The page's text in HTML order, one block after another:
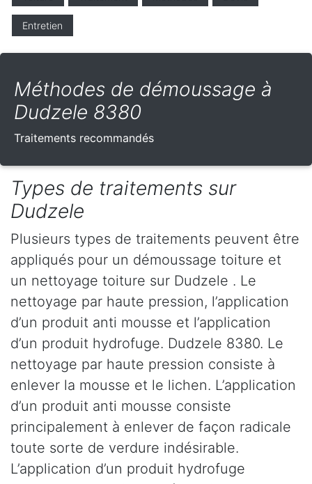
Entretien
Méthodes de démoussage à
Dudzele 8380
Traitements recommandés
Types de traitements sur
Dudzele
Plusieurs types de traitements peuvent être
appliqués pour un démoussage toiture et
un nettoyage toiture sur Dudzele . Le
nettoyage par haute pression, l’application
d’un produit anti mousse et l’application
d’un produit hydrofuge. Dudzele 8380. Le
nettoyage par haute pression consiste à
enlever la mousse et le lichen. L’application
d’un produit anti mousse consiste
principalement à enlever de façon radicale
toute sorte de verdure indésirable.
L’application d’un produit hydrofuge